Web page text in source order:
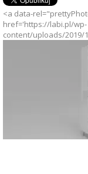
<a data-
href='https://labi.pl/wp-
content/uploads/2019/